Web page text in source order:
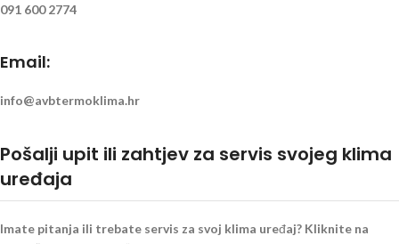
091 600 2774
Email:
info@avbtermoklima.hr
Pošalji upit ili zahtjev za servis svojeg klima
uređaja
Imate pitanja ili trebate servis za svoj klima uređaj? Kliknite na